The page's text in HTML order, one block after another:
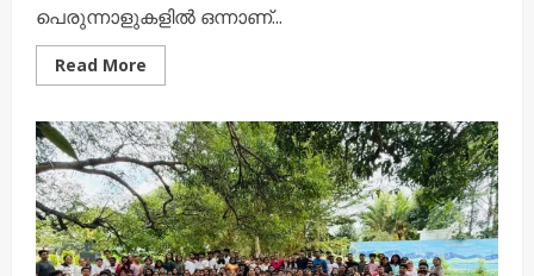
പെരുന്നാളുകളിൽ ഒന്നാണ്...
Read More
more
6
:
കർത്താവിന്റെ
തേജസ്കരണ
പെരുന്നാൾ
/
രൂപാന്തരപ്പെരുന്നാൾ
(അഥവാ
കൂടാരപ്പെരുന്നാൾ)